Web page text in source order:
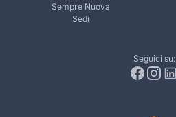
Sempre Nuova
Sedi
Seguici su: